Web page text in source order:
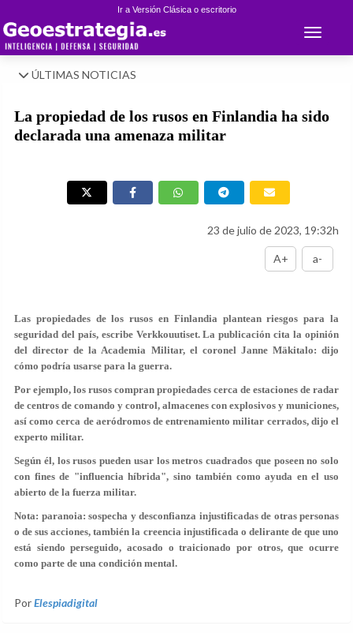
Ir a Versión Clásica o escritorio
Toggle
ÚLTIMAS NOTICIAS
La propiedad de los rusos en Finlandia ha sido
declarada una amenaza militar
23 de julio de 2023, 19:32h
A+ a-
Las propiedades de los rusos en Finlandia plantean riesgos para la
seguridad del país, escribe Verkkouutiset. La publicación cita la opinión
del director de la Academia Militar, el coronel Janne Mäkitalo: dijo
cómo podría usarse para la guerra.
Por ejemplo, los rusos compran propiedades cerca de estaciones de radar
de centros de comando y control, almacenes con explosivos y municiones,
así como cerca de aeródromos de entrenamiento militar cerrados, dijo el
experto militar.
Según él, los rusos pueden usar los metros cuadrados que poseen no solo
con fines de "influencia híbrida", sino también como ayuda en el uso
abierto de la fuerza militar.
Nota: paranoia: sospecha y desconfianza injustificadas de otras personas
o de sus acciones, también la creencia injustificada o delirante de que uno
está siendo perseguido, acosado o traicionado por otros, que ocurre
como parte de una condición mental.
PorElespiadigital